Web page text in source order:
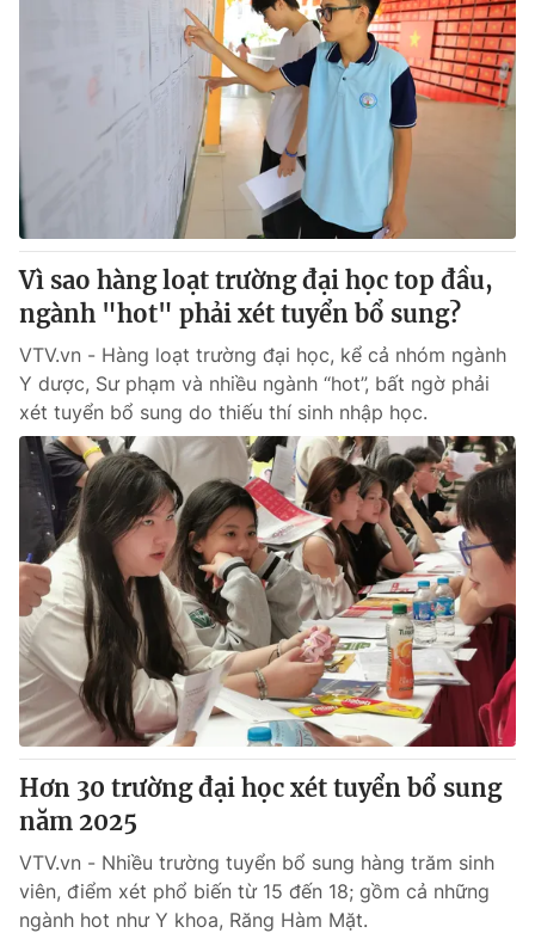
Thế giới đó đây
Câu chuyện quốc tế
Tài chính
Thị trường
Góc doanh nghiệp
Dữ liệu và đời sống
Truyền hình
Phim VTV
Hậu trường
Nhân vật
Khán giả
Giải sao mai
Giải trí
Điện ảnh
Âm nhạc
Sao
Đời sống
Du lịch
Làm đẹp
Chất lượng cuộc sống
Giáo dục
Tuyển sinh
Học trực tuyến
Công nghệ
Hitech Công nghệ tương lai
Sản phẩm
Thị trường
Tư vấn
Giao lưu trực tuyến
Lịch phát sóng
Chuyên mục khác
Emagazine
Photo Infographic
Vì sao hàng loạt trường đại học top đầu,
ngành "hot" phải xét tuyển bổ sung?
VTV.vn - Hàng loạt trường đại học, kể cả nhóm ngành
Y dược, Sư phạm và nhiều ngành “hot”, bất ngờ phải
xét tuyển bổ sung do thiếu thí sinh nhập học.
Hơn 30 trường đại học xét tuyển bổ sung
năm 2025
VTV.vn - Nhiều trường tuyển bổ sung hàng trăm sinh
viên, điểm xét phổ biến từ 15 đến 18; gồm cả những
ngành hot như Y khoa, Răng Hàm Mặt.